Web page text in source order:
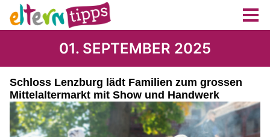
01. SEPTEMBER 2025
Schloss Lenzburg lädt Familien zum grossen
Mittelaltermarkt mit Show und Handwerk